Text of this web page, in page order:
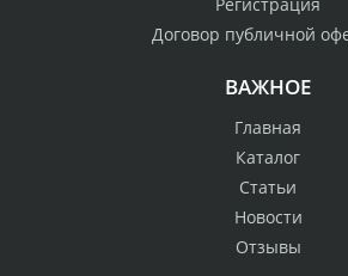
Регистрация
Договор публичной
ВАЖНОЕ
Главная
Каталог
Статьи
Новости
Отзывы